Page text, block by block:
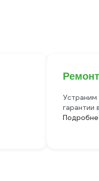
гарантии